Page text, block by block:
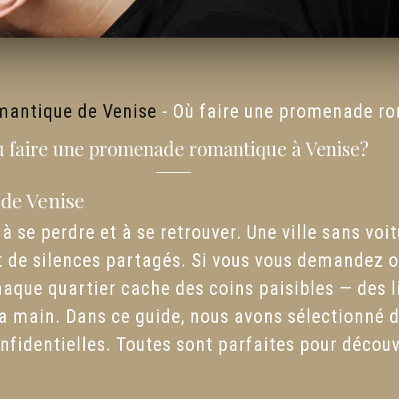
de Venise - Où faire une promenade
faire une promenade romantique à Venise?
Venise
perdre et à se retrouver. Une ville sans
silences partagés. Si vous vous demandez
quartier cache des coins paisibles — des
main. Dans ce guide, nous avons sélectionné
Toutes sont parfaites pour